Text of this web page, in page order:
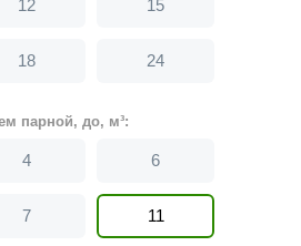
Ермак-Термо
Добросталь
12 15
18 24
парной, до, м³:
4 6
7 11